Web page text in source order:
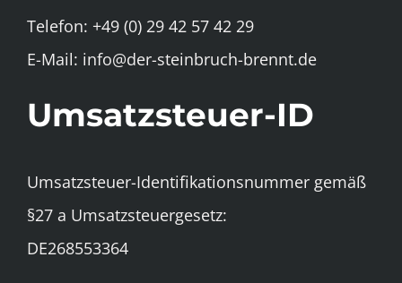
Telefon: +49 (0) 29 42 57 42 29
E-Mail: info@der-steinbruch-brennt.de
Umsatzsteuer-ID
Umsatzsteuer-Identifikationsnummer gemäß
§27 a Umsatzsteuergesetz:
DE268553364